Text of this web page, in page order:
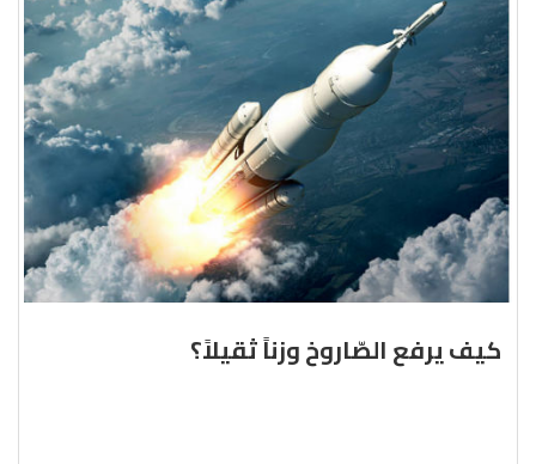
كيف يرفع الصّاروخ وزناً ثقيلاً؟